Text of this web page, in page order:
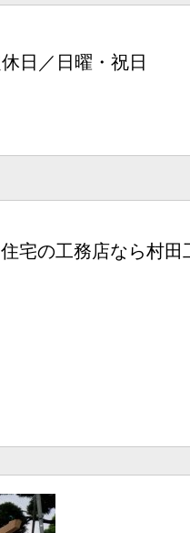
日／日曜・祝日
宅の工務店なら村田